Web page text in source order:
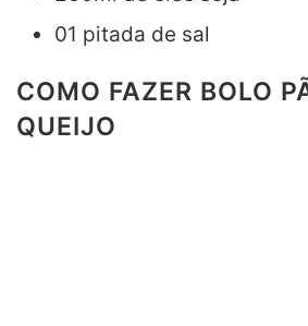
01 pitada de sal
COMO FAZER BOLO
QUEIJO